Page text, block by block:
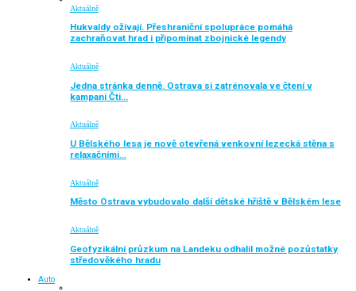
Aktuálně
Hukvaldy ožívají. Přeshraniční spolupráce pomáhá
zachraňovat hrad i připomínat zbojnické legendy
Aktuálně
Jedna stránka denně. Ostrava si zatrénovala ve čtení v
kampani Čti…
Aktuálně
U Bělského lesa je nově otevřená venkovní lezecká stěna s
relaxačními…
Aktuálně
Město Ostrava vybudovalo další dětské hřiště v Bělském lese
Aktuálně
Geofyzikální průzkum na Landeku odhalil možné pozůstatky
středověkého hradu
Auto